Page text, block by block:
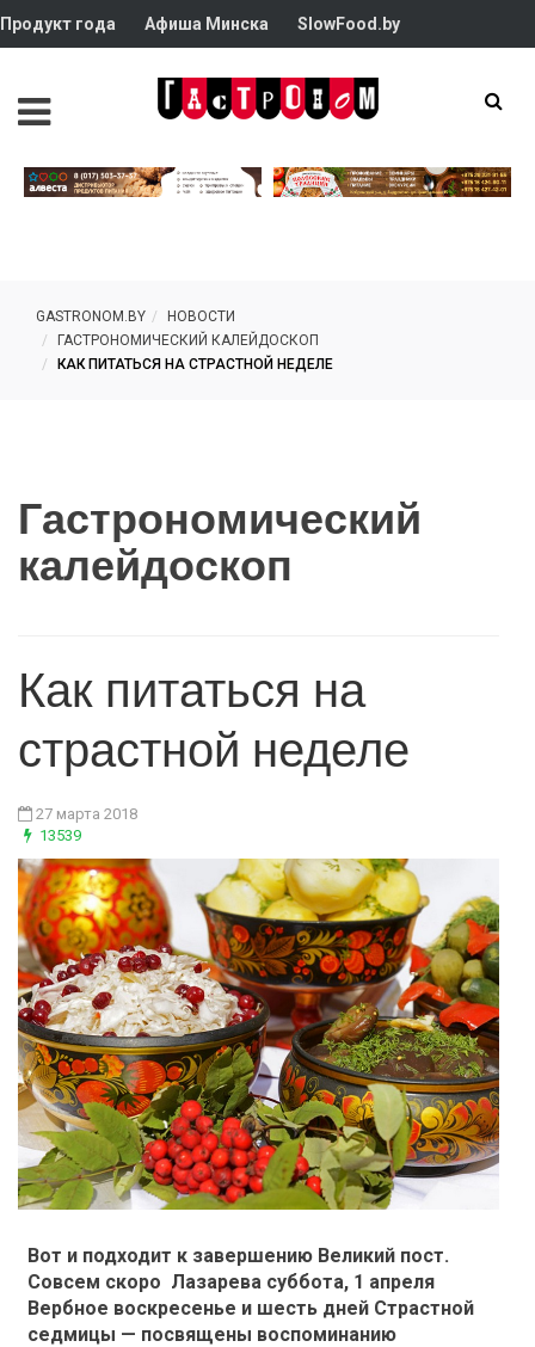
Продукт года Афиша Минска SlowFood.by
GASTRONOM.BY
НОВОСТИ
ГАСТРОНОМИЧЕСКИЙ КАЛЕЙДОСКОП
КАК ПИТАТЬСЯ НА СТРАСТНОЙ НЕДЕЛЕ
Гастрономический
калейдоскоп
Как питаться на
страстной неделе
27 марта 2018
13539
Вот и подходит к завершению Великий пост.
Совсем скоро Лазарева суббота, 1 апреля
Вербное воскресенье и шесть дней Страстной
седмицы — посвящены воспоминанию